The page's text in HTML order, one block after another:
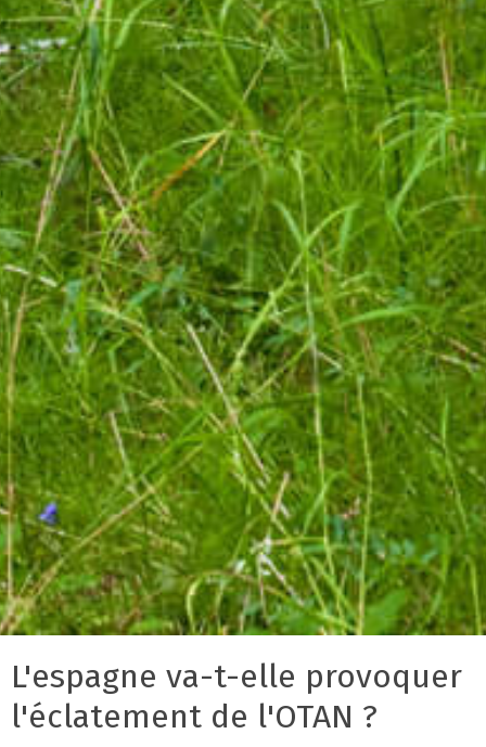
L'espagne va-t-elle provoquer
l'éclatement de l'OTAN ?